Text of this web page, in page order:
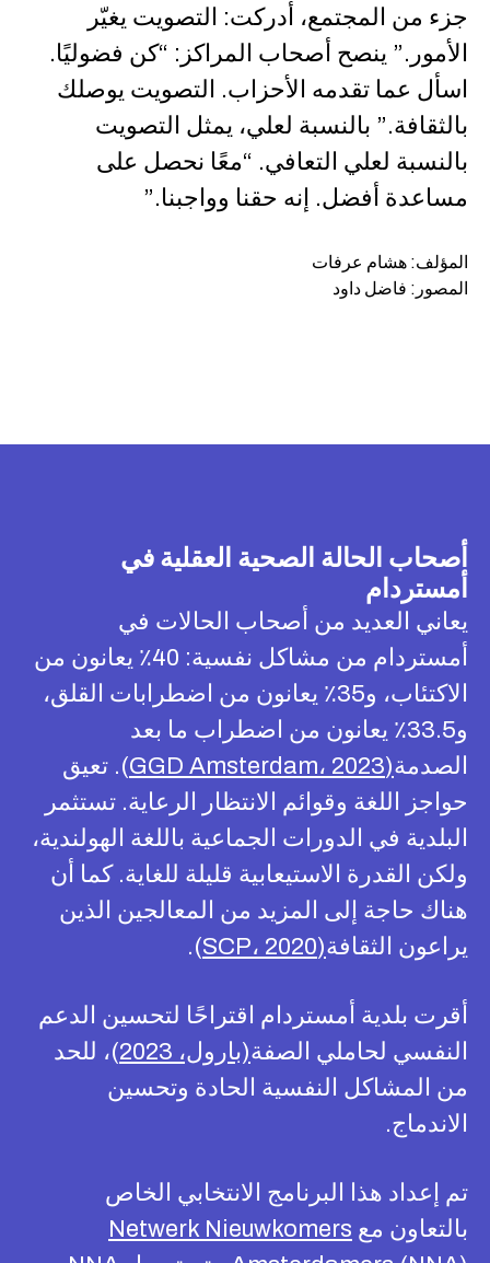
جزء من المجتمع، أدركت: التصويت يغيّر
الأمور.” ينصح أصحاب المراكز: “كن فضوليًا.
اسأل عما تقدمه الأحزاب. التصويت يوصلك
بالثقافة.” بالنسبة لعلي، يمثل التصويت
بالنسبة لعلي التعافي. “معًا نحصل على
مساعدة أفضل. إنه حقنا وواجبنا.”
المؤلف: هشام عرفات
المصور: فاضل داود
أصحاب الحالة الصحية العقلية في
أمستردام
يعاني العديد من أصحاب الحالات في
أمستردام من مشاكل نفسية: 40٪ يعانون من
الاكتئاب، و35٪ يعانون من اضطرابات القلق،
و33.5٪ يعانون من اضطراب ما بعد
الصدمة(GGD Amsterdam، 2023
). تعيق
حواجز اللغة وقوائم الانتظار الرعاية. تستثمر
البلدية في الدورات الجماعية باللغة الهولندية،
ولكن القدرة الاستيعابية قليلة للغاية. كما أن
هناك حاجة إلى المزيد من المعالجين الذين
يراعون الثقافة(SCP، 2020 ).
أقرت بلدية أمستردام اقتراحًا لتحسين الدعم
النفسي لحاملي الصفة(بارول، 2023
)، للحد
من المشاكل النفسية الحادة وتحسين
الاندماج.
تم إعداد هذا البرنامج الانتخابي الخاص
بالتعاون مع Netwerk Nieuwkomers